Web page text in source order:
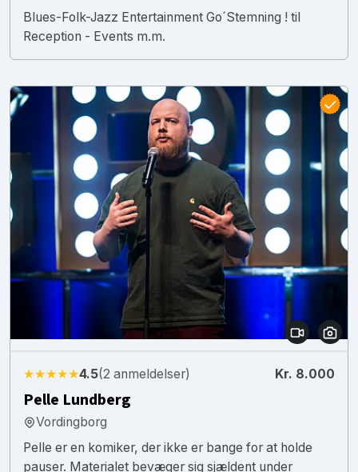
Blues-Folk-Jazz Entertainment Go´Stemning ! til
Reception - Events m.m.
★★★★★4.5(2 anmeldelser) Kr. 8.000
Pelle Lundberg
Vordingborg
Pelle er en komiker, der ikke er bange for at holde
pauser. Materialet bevæger sig sjældent under